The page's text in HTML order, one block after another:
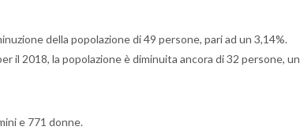
della popolazione di 49 persone, pari ad un 3,14%.
il 2018, la popolazione è diminuita ancora di 32 persone, un
e 771 donne.